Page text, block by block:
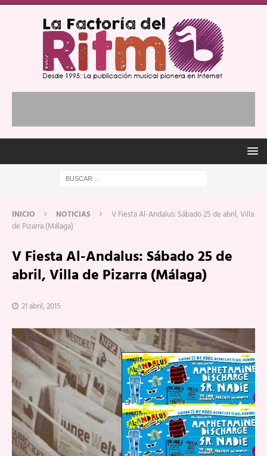
INICIO NOTICIAS
V Fiesta Al-Andalus: Sábado 25 de abril, Villa
de Pizarra (Málaga)
V Fiesta Al-Andalus: Sábado 25 de
abril, Villa de Pizarra (Málaga)
21 abril, 2015